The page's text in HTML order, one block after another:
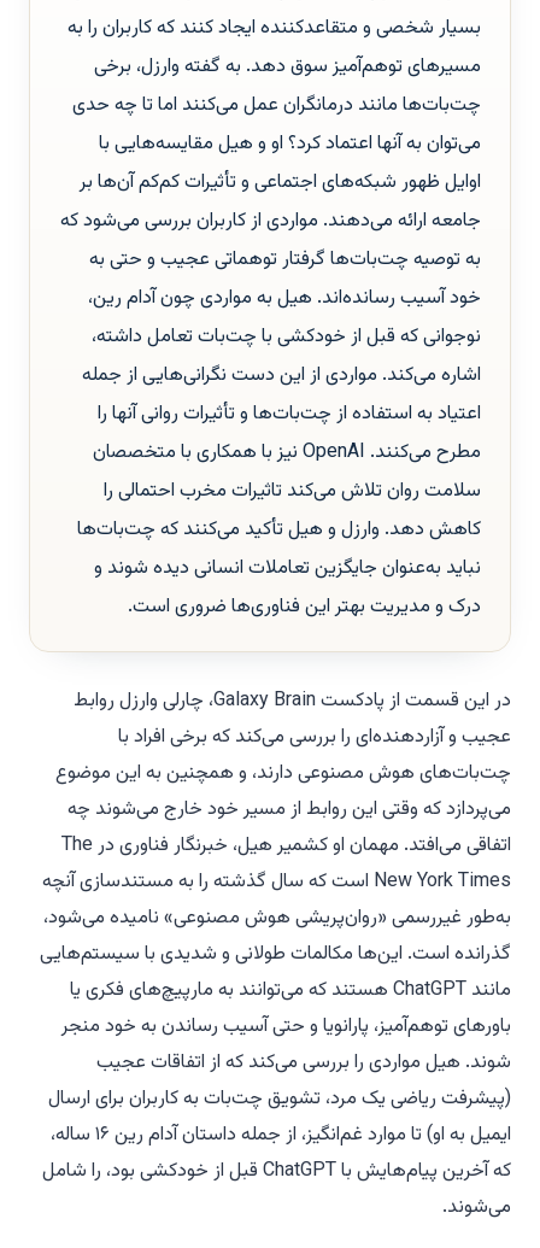
بسیار شخصی و متقاعدکننده ایجاد کنند که کاربران را به
مسیرهای توهم‌آمیز سوق دهد. به گفته وارزل، برخی
چت‌بات‌ها مانند درمانگران عمل می‌کنند اما تا چه حدی
می‌توان به آنها اعتماد کرد؟ او و هیل مقایسه‌هایی با
اوایل ظهور شبکه‌های اجتماعی و تأثیرات کم‌کم آن‌ها بر
جامعه ارائه می‌دهند. مواردی از کاربران بررسی می‌شود که
به توصیه چت‌بات‌ها گرفتار توهماتی عجیب و حتی به
خود آسیب رسانده‌اند. هیل به مواردی چون آدام رین،
نوجوانی که قبل از خودکشی با چت‌بات تعامل داشته،
اشاره می‌کند. مواردی از این دست نگرانی‌هایی از جمله
اعتیاد به استفاده از چت‌بات‌ها و تأثیرات روانی آنها را
مطرح می‌کنند. OpenAI نیز با همکاری با متخصصان
سلامت روان تلاش می‌کند تاثیرات مخرب احتمالی را
کاهش دهد. وارزل و هیل تأکید می‌کنند که چت‌بات‌ها
نباید به‌عنوان جایگزین تعاملات انسانی دیده شوند و
درک و مدیریت بهتر این فناوری‌ها ضروری است.
در این قسمت از پادکستGalaxy Brain، چارلی وارزل روابط
عجیب و آزاردهنده‌ای را بررسی می‌کند که برخی افراد با
چت‌بات‌های هوش مصنوعی دارند، و همچنین به این موضوع
می‌پردازد که وقتی این روابط از مسیر خود خارج می‌شوند چه
اتفاقی می‌افتد. مهمان او کشمیر هیل، خبرنگار فناوری درThe
New York Times است که سال گذشته را به مستندسازی آنچه
به‌طور غیررسمی «روان‌پریشی هوش مصنوعی» نامیده می‌شود،
گذرانده است. این‌ها مکالمات طولانی و شدیدی با سیستم‌هایی
مانند ChatGPT هستند که می‌توانند به مارپیچ‌های فکری یا
باورهای توهم‌آمیز، پارانویا و حتی آسیب رساندن به خود منجر
شوند. هیل مواردی را بررسی می‌کند که از اتفاقات عجیب
(پیشرفت ریاضی یک مرد، تشویق چت‌بات به کاربران برای ارسال
ایمیل به او) تا موارد غم‌انگیز، از جمله داستان آدام رین ۱۶ ساله،
که آخرین پیام‌هایش با ChatGPT قبل از خودکشی بود، را شامل
می‌شوند.